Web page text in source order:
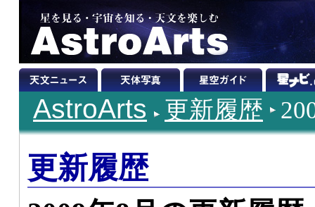
AstroArts 更新履歴
更新履歴